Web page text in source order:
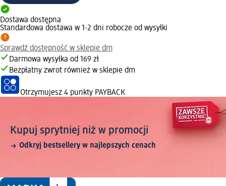
Dostawa dostępna
Standardowa dostawa w 1-2 dni robocze od wysyłki
Sprawdź dostępność w sklepie dm
Darmowa wysyłka od 169 zł
Bezpłatny zwrot również w sklepie dm
Otrzymujesz 4 punkty PAYBACK
Kupuj sprytniej niż w promocji
Odkryj bestsellery w najlepszych cenach